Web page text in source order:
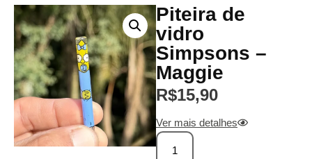
Piteira de
vidro
Simpsons –
Maggie
R$15,90
Ver mais detalhes